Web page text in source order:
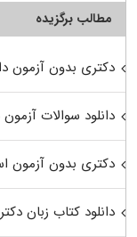
مطالب برگزیده
دکتری بدون آزمون
دانلود سوالات
دکتری بدون آزمون
دانلود کتاب زبان